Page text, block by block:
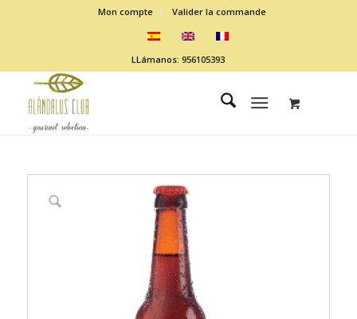
Mon compte Valider la commande
LLámanos: 956105393